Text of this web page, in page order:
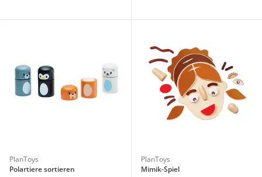
PlanToys
Polartiere sortieren
PlanToys
Mimik-Spiel